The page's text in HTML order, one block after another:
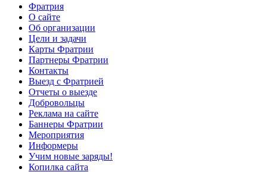
Фратрия
О сайте
Об организации
Цели и задачи
Карты Фратрии
Партнеры Фратрии
Контакты
Выезд с Фратрией
Отчеты о выезде
Добровольцы
Реклама на сайте
Баннеры Фратрии
Мероприятия
Информеры
Учим новые заряды!
Копилка сайта